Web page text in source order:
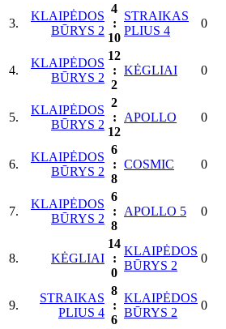
3.
KLAIPĖDOS
BŪRYS 2
4
:
10
STRAIKAS
PLIUS 4
0
4.
KLAIPĖDOS
BŪRYS 2
12
:
2
KĖGLIAI 0
5.
KLAIPĖDOS
BŪRYS 2
2
:
12
APOLLO 0
6.
KLAIPĖDOS
BŪRYS 2
6
:
8
COSMIC 0
7.
KLAIPĖDOS
BŪRYS 2
6
:
8
APOLLO 5 0
8. KĖGLIAI
14
:
0
KLAIPĖDOS
BŪRYS 2
0
9.
STRAIKAS
PLIUS 4
8
:
6
KLAIPĖDOS
BŪRYS 2
0